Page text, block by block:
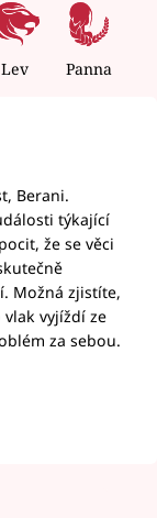
Lev Panna
Berani.
týkající
že se věci
Možná zjistíte,
vyjíždí ze
za sebou.